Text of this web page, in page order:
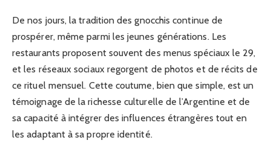
De nos jours, la tradition des gnocchis continue de
prospérer, même parmi les jeunes générations. Les
restaurants proposent souvent des menus spéciaux le 29,
et les réseaux sociaux regorgent de photos et de récits de
ce rituel mensuel. Cette coutume, bien que simple, est un
témoignage de la richesse culturelle de l’Argentine et de
sa capacité à intégrer des influences étrangères tout en
les adaptant à sa propre identité.